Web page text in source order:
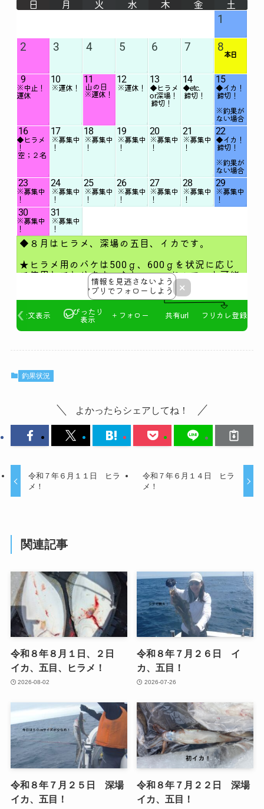
釣果状況
よかったらシェアしてね！
令和７年６月１１日 ヒラ
メ！
令和７年６月１４日 ヒラ
メ！
関連記事
令和８年８月１日、２日
イカ、五目、ヒラメ！
2026-08-02
令和８年７月２６日 イ
カ、五目！
2026-07-26
令和８年７月２５日 深場
イカ、五目！
令和８年７月２２日 深場
イカ、五目！